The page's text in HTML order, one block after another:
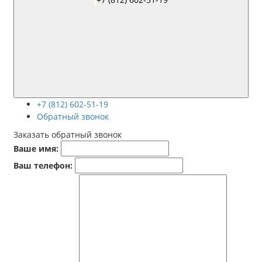
+7 (812) 602-51-19
Обратный звонок
Заказать обратный звонок
Ваше имя:
Ваш телефон: